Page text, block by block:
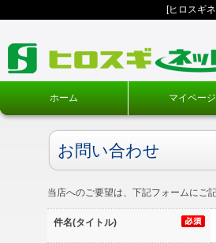
[ヒロスギ
ホーム マイページ
お問い合わせ
当店へのご要望は、下記フォームにご
件名(タイトル)